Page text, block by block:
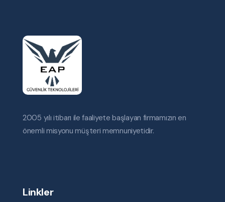
2005 yılı itibarı ile faaliyete başlayan firmamızın en
önemli misyonu müşteri memnuniyetidir.
Linkler